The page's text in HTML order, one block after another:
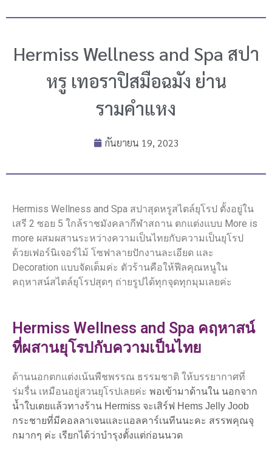
Hermiss Wellness and Spa สปา
หรู เทอราปิสมือฉมัง ย่าน
รามคำแหง
กันยายน 19, 2023
Hermiss Wellness and Spa สปาสุดหรูสไตล์ยุโรป ตั้งอยู่ใน
เสรี 2 ซอย 5 ใกล้ราชมังคลากีฬาสถาน ตกแต่งแบบ More is
more ผสมผสานระหว่างความเป็นไทยกับความเป็นยุโรป
ด้วยเฟอร์นิเจอร์ไม้ โซฟาลายปักงานละเอียด และ
Decoration แบบจัดเต็มค่ะ ตัวร้านคือให้ฟีลคุณหนูใน
คฤหาสน์สไตล์ยุโรปสุดๆ ถ่ายรูปได้ทุกจุดทุกมุมเลยค่ะ
Hermiss Wellness and Spa คฤหาสน์
ที่ผสานยุโรปกับความเป็นไทย
ด้านนอกตกแต่งเน้นพืชพรรณ ธรรมชาติ ให้บรรยากาศที่
ร่มรื่น เหมือนอยู่สวนยุโรปเลยค่ะ พอเข้ามาด้านใน นอกจาก
น้ำใบเตยแล้วทางร้าน Hermiss จะเสิร์ฟ Hems Jelly Joob
กระชายที่มีคอลลาเจนและแอลคาร์เนทีนนะคะ สรรพคุณจุ
กมากๆ ค่ะ เรียกได้ว่าบำรุงตั้งแต่ก่อนนวด